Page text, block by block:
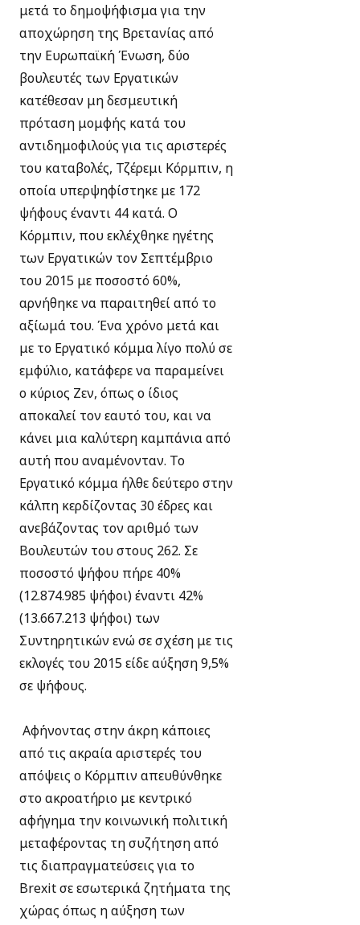
μετά το δημοψήφισμα για την
αποχώρηση της Βρετανίας από
την Ευρωπαϊκή Ένωση, δύο
βουλευτές των Εργατικών
κατέθεσαν μη δεσμευτική
πρόταση μομφής κατά του
αντιδημοφιλούς για τις αριστερές
του καταβολές, Τζέρεμι Κόρμπιν, η
οποία υπερψηφίστηκε με 172
ψήφους έναντι 44 κατά. Ο
Κόρμπιν, που εκλέχθηκε ηγέτης
των Εργατικών τον Σεπτέμβριο
του 2015 με ποσοστό 60%,
αρνήθηκε να παραιτηθεί από το
αξίωμά του. Ένα χρόνο μετά και
με το Εργατικό κόμμα λίγο πολύ σε
εμφύλιο, κατάφερε να παραμείνει
ο κύριος Ζεν, όπως ο ίδιος
αποκαλεί τον εαυτό του, και να
κάνει μια καλύτερη καμπάνια από
αυτή που αναμένονταν. Το
Εργατικό κόμμα ήλθε δεύτερο στην
κάλπη κερδίζοντας 30 έδρες και
ανεβάζοντας τον αριθμό των
Βουλευτών του στους 262. Σε
ποσοστό ψήφου πήρε 40%
(12.874.985 ψήφοι) έναντι 42%
(13.667.213 ψήφοι) των
Συντηρητικών ενώ σε σχέση με τις
εκλογές του 2015 είδε αύξηση 9,5%
σε ψήφους.
Αφήνοντας στην άκρη κάποιες
από τις ακραία αριστερές του
απόψεις ο Κόρμπιν απευθύνθηκε
στο ακροατήριο με κεντρικό
αφήγημα την κοινωνική πολιτική
μεταφέροντας τη συζήτηση από
τις διαπραγματεύσεις για το
Brexit σε εσωτερικά ζητήματα της
χώρας όπως η αύξηση των